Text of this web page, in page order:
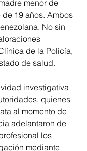
menor de
19 años. Ambos
No sin
de la Policía,
de salud.
investigativa
quienes
al momento de
adelantaron de
los
mediante